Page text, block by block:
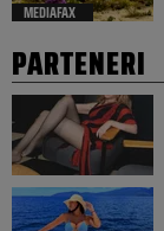
MEDIAFAX
PARTENERI